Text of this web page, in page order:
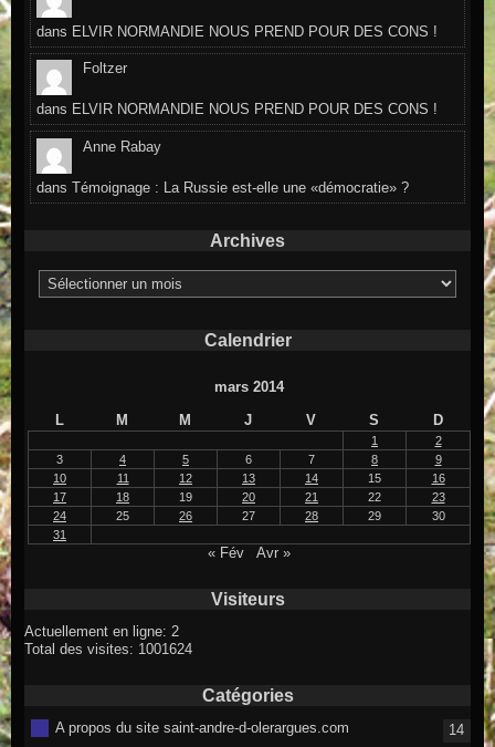
dans ELVIR NORMANDIE NOUS PREND POUR DES CONS !
Foltzer
dans ELVIR NORMANDIE NOUS PREND POUR DES CONS !
Anne Rabay
dansTémoignage : La Russie est-elle une «démocratie» ?
Archives
Archives
Calendrier
mars 2014
L
M M J V S D
1
2
3
4 5 6 7 8
9
10
11 12 13 14 15
16
17
18 19 20 21 22
23
24
25 26 27 28 29
30
31
« Fév Avr »
Visiteurs
Actuellement en ligne: 2
Total des visites: 1001624
Catégories
A propos du site saint-andre-d-olerargues.com
14